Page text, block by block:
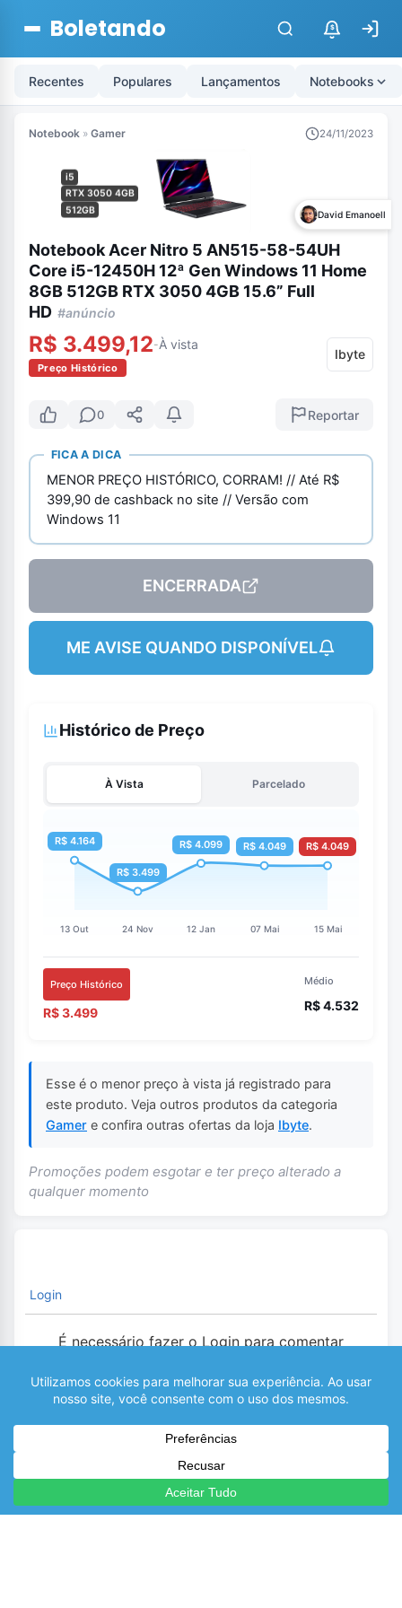
Boletando $
Recentes Populares Lançamentos Notebooks
Notebook » Gamer 24/11/2023
i5
RTX 3050 4GB
512GB
David Emanoell
Notebook Acer Nitro 5 AN515-58-54UH
Core i5-12450H 12ª Gen Windows 11 Home
8GB 512GB RTX 3050 4GB 15.6” Full
HD #anúncio
R$ 3.499,12-À vista
Preço Histórico
Ibyte
0 Reportar
FICA A DICA
MENOR PREÇO HISTÓRICO, CORRAM! // Até R$
399,90 de cashback no site // Versão com
Windows 11
ENCERRADA
ME AVISE QUANDO DISPONÍVEL
Histórico de Preço
À Vista Parcelado
Preço Histórico
R$ 3.499
Médio
R$ 4.532
Esse é o menor preço à vista já registrado para
este produto. Veja outros produtos da categoria
Gamer e confira outras ofertas da loja Ibyte.
Promoções podem esgotar e ter preço alterado a
qualquer momento
Login
É necessário fazer o Login para comentar
0 COMENTÁRIOS